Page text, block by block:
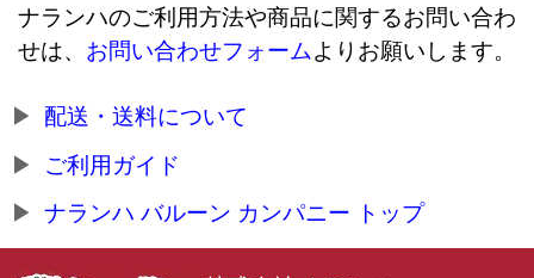
ナランハのご利用方法や商品に関するお問い合わ
せは、 お問い合わせフォームよりお願いします。
配送・送料について
ご利用ガイド
ナランハ バルーン カンパニー トップ